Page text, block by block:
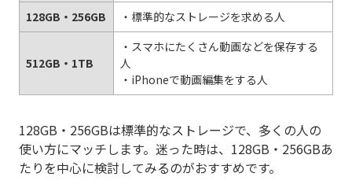
128GB・256GB
・標準的なストレージを求める人
512GB・1TB
・スマホにたくさん動画などを保存する
人
・iPhoneで動画編集をする人
128GB・256GBは標準的なストレージで、多くの人の
使い方にマッチします。迷った時は、128GB・256GBあ
たりを中心に検討してみるのがおすすめです。